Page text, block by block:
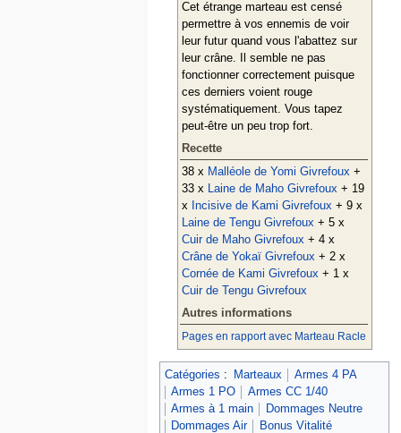
Cet étrange marteau est censé
permettre à vos ennemis de voir
leur futur quand vous l'abattez sur
leur crâne. Il semble ne pas
fonctionner correctement puisque
ces derniers voient rouge
systématiquement. Vous tapez
peut-être un peu trop fort.
Recette
38 x Malléole de Yomi Givrefoux +
33 x Laine de Maho Givrefoux + 19
x
Incisive de Kami Givrefoux + 9 x
Laine de Tengu Givrefoux + 5 x
Cuir de Maho Givrefoux + 4 x
Crâne de Yokaï Givrefoux + 2 x
Cornée de Kami Givrefoux + 1 x
Cuir de Tengu Givrefoux
Autres informations
Pages en rapport avec Marteau Racle
Catégories : Marteaux
Armes 4 PA
Armes 1 PO
Armes CC 1/40
Armes à 1 main
Dommages Neutre
Dommages Air
Bonus Vitalité